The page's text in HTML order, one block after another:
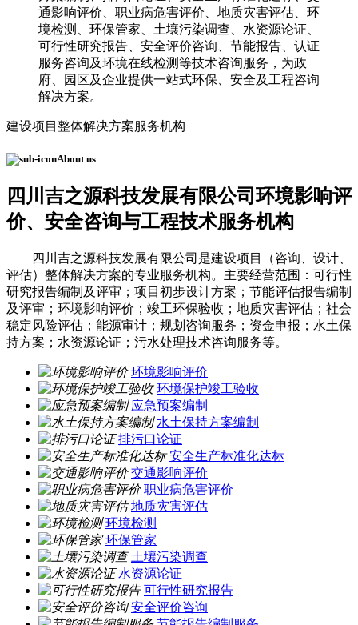
建设项目整体解决方案服务机构
About us
四川吉之源科技发展有限公司环境影响评
价、安全咨询与工程技术服务机构
四川吉之源科技发展有限公司是建设项目（咨询、设计、
评估）整体解决方案的专业服务机构。主要经营范围：可行性
研究报告编制及评审；项目初步设计方案；节能评估报告编制
及评审；环境影响评价；竣工环保验收；地质灾害评估；社会
稳定风险评估；能源审计；规划咨询服务；资金申报；水土保
持方案；水资源论证；污水处理技术咨询服务等。
环境影响评价
环境保护竣工验收
应急预案编制
水土保持方案编制
排污口论证
安全生产标准化达标
交通影响评价
职业病危害评价
地质灾害评估
环境检测
环保管家
土壤污染调查
水资源论证
可行性研究报告
安全评价咨询